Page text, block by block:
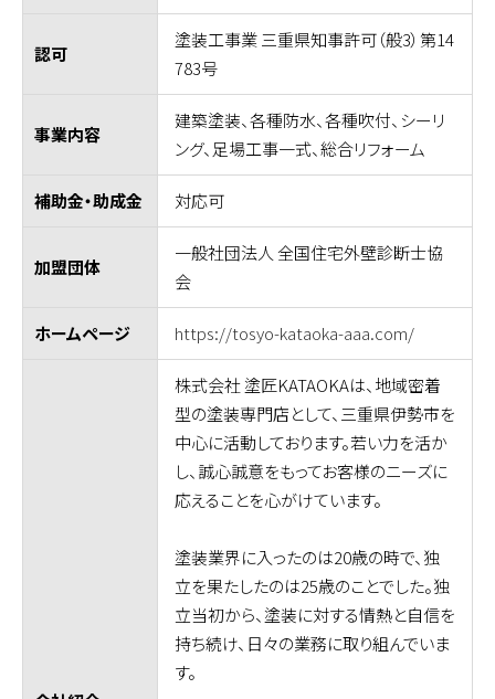
認可
塗装工事業 三重県知事許可（般3）第14
783号
事業内容
建築塗装、各種防水、各種吹付、シーリ
ング、足場工事一式、総合リフォーム
補助金・助成金 対応可
加盟団体
一般社団法人 全国住宅外壁診断士協
会
ホームページ https://tosyo-kataoka-aaa.com/
株式会社 塗匠KATAOKAは、地域密着
型の塗装専門店として、三重県伊勢市を
中心に活動しております。若い力を活か
し、誠心誠意をもってお客様のニーズに
応えることを心がけています。
塗装業界に入ったのは20歳の時で、独
立を果たしたのは25歳のことでした。独
立当初から、塗装に対する情熱と自信を
持ち続け、日々の業務に取り組んでいま
す。